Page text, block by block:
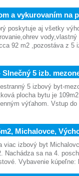
a vykurovaním na
poskytuje aj všetky
92 m2 ,pozostáva z
Slnečný 5 izb.
5 izbový byt-
plocha bytu je
výťahom. Vstup
Michalovce,
viac izbový byt
Nachádza sa na 4.
Vybavenie